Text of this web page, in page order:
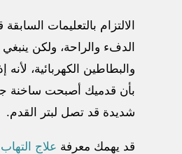
الالتزام بالتعليمات
الدفء والراحة، ولكن
والبطاطين الكهربائية،
بأن قدميك أصبحت ساخنة
شديدة قد تصل لبتر القدم.
قد يهمك معرفة علاج